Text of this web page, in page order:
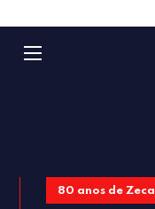
80 anos de Zeca